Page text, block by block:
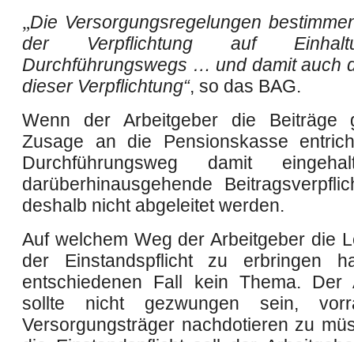
„Die Versorgungsregelungen
der Verpflichtung auf
Durchführungswegs … und damit auch
dieser Verpflichtung“, so das BAG.
Wenn der Arbeitgeber die Beiträge
Zusage an die Pensionskasse
Durchführungsweg damit
darüberhinausgehende
deshalb nicht abgeleitet werden.
Auf welchem Weg der Arbeitgeber die
der Einstandspflicht zu erbringen
entschiedenen Fall kein Thema. Der
sollte nicht gezwungen sein,
Versorgungsträger nachdotieren zu